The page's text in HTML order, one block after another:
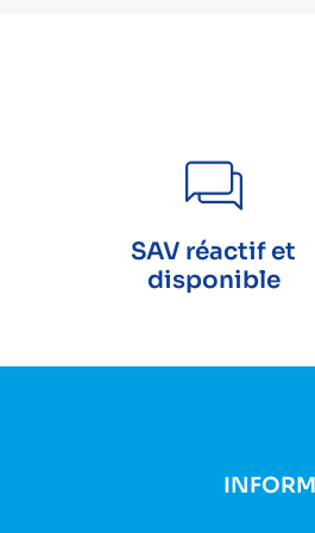
SAV réactif et
disponible